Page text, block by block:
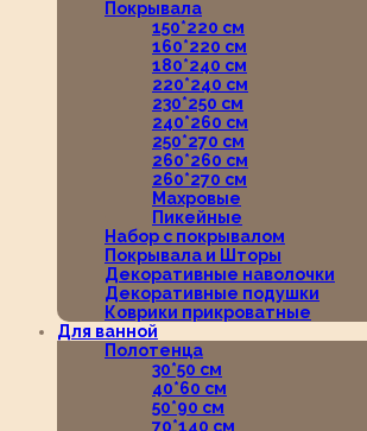
Покрывала
150*220 см
160*220 см
180*240 см
220*240 см
230*250 см
240*260 см
250*270 см
260*260 см
260*270 см
Махровые
Пикейные
Набор с покрывалом
Покрывала и Шторы
Декоративные наволочки
Декоративные подушки
Коврики прикроватные
Для ванной
Полотенца
30*50 см
40*60 см
50*90 см
70*140 см